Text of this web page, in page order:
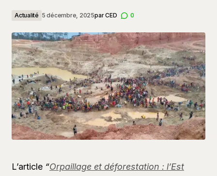
Actualité 5 décembre, 2025parCED 0
L’article “Orpaillage et déforestation : l’Est